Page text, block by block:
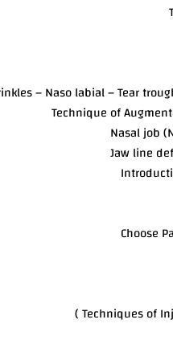
– Naso labial – Tear
Technique of
Nasal job
Jaw line
Choose
Techniques of